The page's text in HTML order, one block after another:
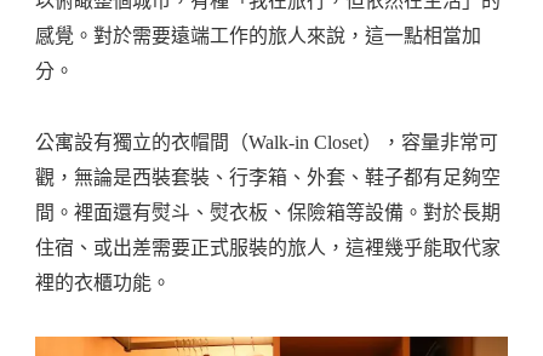
感覺。對於需要遠端工作的旅人來說，這一點相當加
分。
公寓設有獨立的衣帽間（Walk-in Closet），容量非常可
觀，無論是西裝套裝、行李箱、外套、鞋子都有足夠空
間。裡面還有熨斗、熨衣板、保險箱等設備。對於長期
住宿、或出差需要正式服裝的旅人，這裡幾乎能取代家
裡的衣櫃功能。